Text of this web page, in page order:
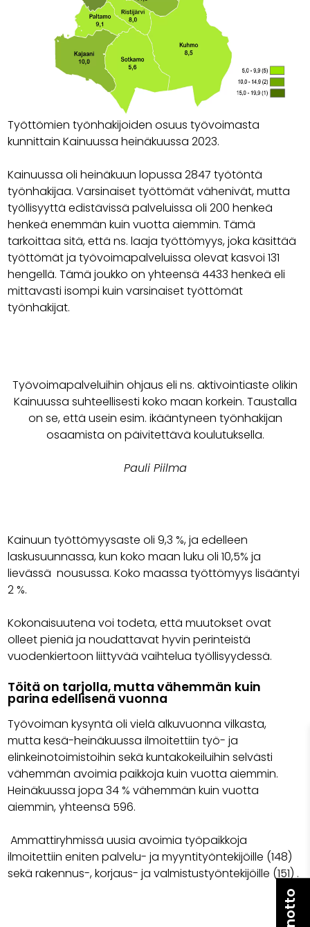
Työttömien työnhakijoiden osuus työvoimasta
kunnittain Kainuussa heinäkuussa 2023.
Kainuussa oli heinäkuun lopussa 2847 työtöntä
työnhakijaa. Varsinaiset työttömät vähenivät, mutta
työllisyyttä edistävissä palveluissa oli 200 henkeä
henkeä enemmän kuin vuotta aiemmin. Tämä
tarkoittaa sitä, että ns. laaja työttömyys, joka käsittää
työttömät ja työvoimapalveluissa olevat kasvoi 131
hengellä. Tämä joukko on yhteensä 4433 henkeä eli
mittavasti isompi kuin varsinaiset työttömät
työnhakijat.
Työvoimapalveluihin ohjaus eli ns. aktivointiaste olikin
Kainuussa suhteellisesti koko maan korkein. Taustalla
on se, että usein esim. ikääntyneen työnhakijan
osaamista on päivitettävä koulutuksella.
Pauli Piilma
Kainuun työttömyysaste oli 9,3 %, ja edelleen
laskusuunnassa, kun koko maan luku oli 10,5% ja
lievässä nousussa. Koko maassa työttömyys lisääntyi
2 %.
Kokonaisuutena voi todeta, että muutokset ovat
olleet pieniä ja noudattavat hyvin perinteistä
vuodenkiertoon liittyvää vaihtelua työllisyydessä.
Töitä on tarjolla, mutta vähemmän kuin
parina edellisenä vuonna
Työvoiman kysyntä oli vielä alkuvuonna vilkasta,
mutta kesä-heinäkuussa ilmoitettiin työ- ja
elinkeinotoimistoihin sekä kuntakokeiluihin selvästi
vähemmän avoimia paikkoja kuin vuotta aiemmin.
Heinäkuussa jopa 34 % vähemmän kuin vuotta
aiemmin, yhteensä 596.
Ammattiryhmissä uusia avoimia työpaikkoja
ilmoitettiin eniten palvelu- ja myyntityöntekijöille (148)
sekä rakennus-, korjaus- ja valmistustyöntekijöille (151) .